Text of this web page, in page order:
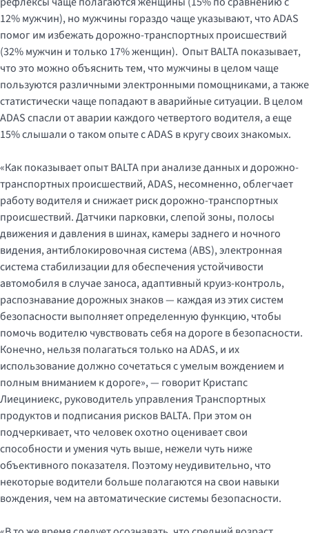
12% мужчин), но мужчины гораздо чаще указывают, что ADAS
помог им избежать дорожно-транспортных происшествий
(32% мужчин и только 17% женщин). Опыт BALTA показывает,
что это можно объяснить тем, что мужчины в целом чаще
пользуются различными электронными помощниками, а также
статистически чаще попадают в аварийные ситуации. В целом
ADAS спасли от аварии каждого четвертого водителя, а еще
15% слышали о таком опыте с ADAS в кругу своих знакомых.
«Как показывает опыт BALTA при анализе данных и дорожно-
транспортных происшествий, ADAS, несомненно, облегчает
работу водителя и снижает риск дорожно-транспортных
происшествий. Датчики парковки, слепой зоны, полосы
движения и давления в шинах, камеры заднего и ночного
видения, антиблокировочная система (ABS), электронная
система стабилизации для обеспечения устойчивости
автомобиля в случае заноса, адаптивный круиз-контроль,
распознавание дорожных знаков — каждая из этих систем
безопасности выполняет определенную функцию, чтобы
помочь водителю чувствовать себя на дороге в безопасности.
Конечно, нельзя полагаться только на ADAS, и их
использование должно сочетаться с умелым вождением и
полным вниманием к дороге», — говорит Кристапс
Лиециниекс, руководитель управления Транспортных
продуктов и подписания рисков BALTA. При этом он
подчеркивает, что человек охотно оценивает свои
способности и умения чуть выше, нежели чуть ниже
объективного показателя. Поэтому неудивительно, что
некоторые водители больше полагаются на свои навыки
вождения, чем на автоматические системы безопасности.